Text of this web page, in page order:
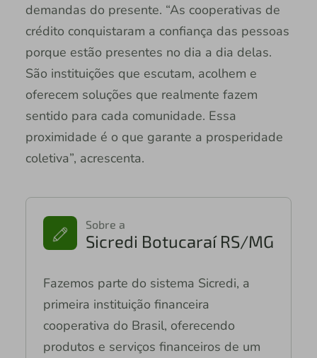
demandas do presente. “As cooperativas de
crédito conquistaram a confiança das pessoas
porque estão presentes no dia a dia delas.
São instituições que escutam, acolhem e
oferecem soluções que realmente fazem
sentido para cada comunidade. Essa
proximidade é o que garante a prosperidade
coletiva”, acrescenta.
Sobre a
Sicredi Botucaraí RS/MG
Fazemos parte do sistema Sicredi, a
primeira instituição financeira
cooperativa do Brasil, oferecendo
produtos e serviços financeiros de um